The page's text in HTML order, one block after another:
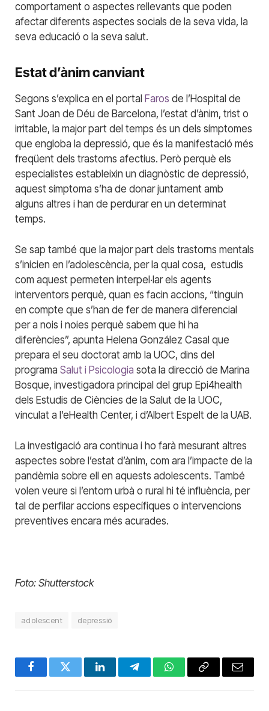
comportament o aspectes rellevants que poden
afectar diferents aspectes socials de la seva vida, la
seva educació o la seva salut.
Estat d’ànim canviant
Segons s’explica en el portal Faros de l’Hospital de
Sant Joan de Déu de Barcelona, l’estat d’ànim, trist o
irritable, la major part del temps és un dels símptomes
que engloba la depressió, que és la manifestació més
freqüent dels trastorns afectius. Però perquè els
especialistes estableixin un diagnòstic de depressió,
aquest símptoma s’ha de donar juntament amb
alguns altres i han de perdurar en un determinat
temps.
Se sap també que la major part dels trastorns mentals
s’inicien en l’adolescència, per la qual cosa, estudis
com aquest permeten interpel·lar els agents
interventors perquè, quan es facin accions, “tinguin
en compte que s’han de fer de manera diferencial
per a nois i noies perquè sabem que hi ha
diferències”, apunta Helena González Casal que
prepara el seu doctorat amb la UOC, dins del
programa Salut i Psicologia sota la direcció de Marina
Bosque, investigadora principal del grup Epi4health
dels Estudis de Ciències de la Salut de la UOC,
vinculat a l’eHealth Center, i d’Albert Espelt de la UAB.
La investigació ara continua i ho farà mesurant altres
aspectes sobre l’estat d’ànim, com ara l’impacte de la
pandèmia sobre ell en aquests adolescents. També
volen veure si l’entorn urbà o rural hi té influència, per
tal de perfilar accions específiques o intervencions
preventives encara més acurades.
Foto: Shutterstock
adolescent depressió
FacebookTwitter LinkedInTelegramWhatsAppCopy
Email